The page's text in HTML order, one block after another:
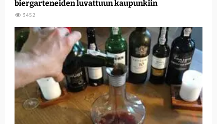
biergarteneiden luvattuun kaupunkiin
3452